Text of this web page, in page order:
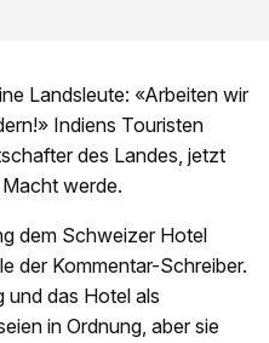
Landsleute: «Arbeiten wir
Indiens Touristen
des Landes, jetzt
werde.
dem Schweizer Hotel
der Kommentar-Schreiber.
und das Hotel als
in Ordnung, aber sie